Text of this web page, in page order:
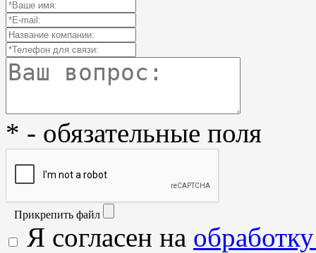
* - обязательные поля
Прикрепить файл
Я согласен на